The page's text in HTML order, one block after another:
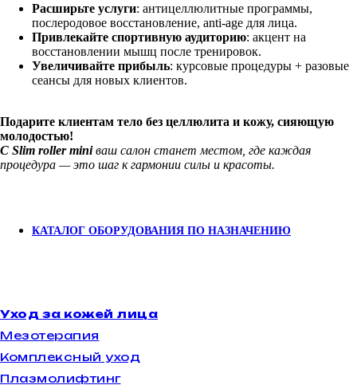
Расширьте услуги: антицеллюлитные программы,
послеродовое восстановление, anti-age для лица.
Привлекайте спортивную аудиторию: акцент на
восстановлении мышц после тренировок.
Увеличивайте прибыль: курсовые процедуры + разовые
сеансы для новых клиентов.
Подарите клиентам тело без целлюлита и кожу, сияющую
молодостью!
C Slim roller miniваш салон станет местом, где каждая
процедура — это шаг к гармонии силы и красоты.
КАТАЛОГ ОБОРУДОВАНИЯ ПО НАЗНАЧЕНИЮ
Уход за кожей лица
Мезотерапия
Комплексный уход
Плазмолифтинг